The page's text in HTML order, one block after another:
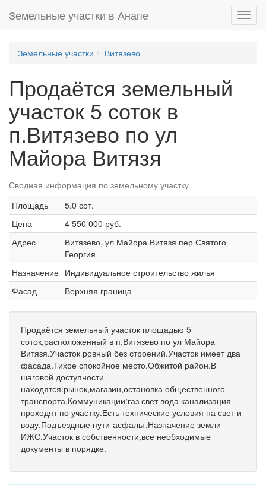
Земельные участки в Анапе
Земельные участки Витязево
Продаётся земельный
участок 5 соток в
п.Витязево по ул
Майора Витязя
Сводная информация по земельному участку
Площадь
5.0 сот.
Цена
4 550 000 руб.
Адрес
Витязево, ул Майора Витязя пер Святого
Георгия
Назначение Индивидуальное строительство жилья
Фасад
Верхняя граница
Продаётся земельный участок площадью 5
соток,расположенный в п.Витязево по ул Майора
Витязя.Участок ровный без строений.Участок имеет два
фасада.Тихое спокойное место.Обжитой район.В
шаговой доступности
находятся:рынок,магазин,остановка общественного
транспорта.Коммуникации:газ свет вода канализация
проходят по участку.Есть технические условия на свет и
воду.Подъездные пути-асфальт.Назначение земли
ИЖС.Участок в собственности,все необходимые
документы в порядке.